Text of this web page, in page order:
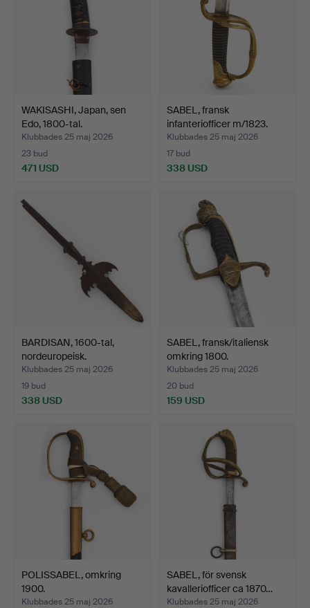
WAKISASHI, Japan, sen
Edo, 1800-tal.
Klubbades 25 maj 2026
23 bud
471 USD
SABEL, fransk
infanteriofficer m/1823.
Klubbades 25 maj 2026
17 bud
338 USD
BARDISAN, 1600-tal,
nordeuropeisk.
Klubbades 25 maj 2026
19 bud
338 USD
SABEL, fransk/italiensk
omkring 1800.
Klubbades 25 maj 2026
20 bud
159 USD
POLISSABEL, omkring
1900.
Klubbades 25 maj 2026
SABEL, för svensk
kavalleriofficer ca 1870…
Klubbades 25 maj 2026